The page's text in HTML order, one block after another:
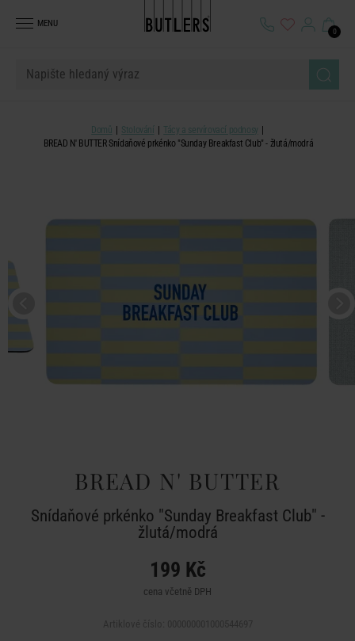
MENU
0
Domů Stolování
Tácy a servírovací podnosy
BREAD N' BUTTER Snídaňové prkénko "Sunday Breakfast Club" - žlutá/modrá
BREAD N' BUTTER
Snídaňové prkénko "Sunday Breakfast Club" -
žlutá/modrá
199 Kč
cena včetně DPH